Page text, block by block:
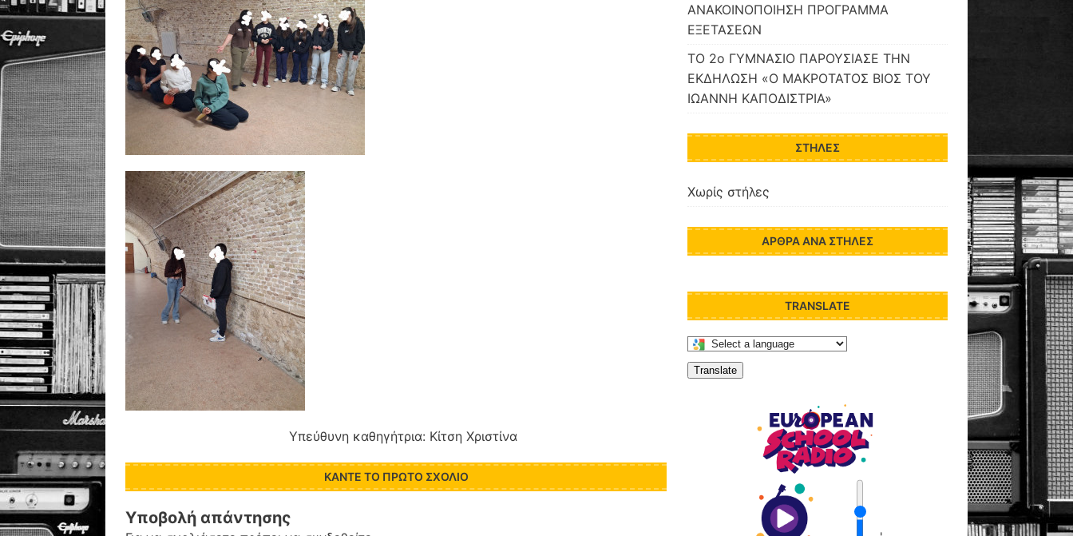
Υπεύθυνη καθηγήτρια: Κίτση Χριστίνα
ΚΆΝΤΕ ΤΟ ΠΡΏΤΟ ΣΧΌΛΙΟ
Υποβολή απάντησης
ΑΝΑΚΟΙΝΟΠΟΙΗΣΗ ΠΡΟΓΡΑΜΜΑ
ΕΞΕΤΑΣΕΩΝ
ΤΟ 2ο ΓΥΜΝΑΣΙΟ ΠΑΡΟΥΣΙΑΣΕ ΤΗΝ
ΕΚΔΗΛΩΣΗ «Ο ΜΑΚΡΟΤΑΤΟΣ ΒΙΟΣ ΤΟΥ
ΙΩΑΝΝΗ ΚΑΠΟΔΙΣΤΡΙΑ»
ΣΤΉΛΕΣ
Χωρίς στήλες
ΆΡΘΡΑ ΑΝΆ ΣΤΉΛΕΣ
TRANSLATE
Translate